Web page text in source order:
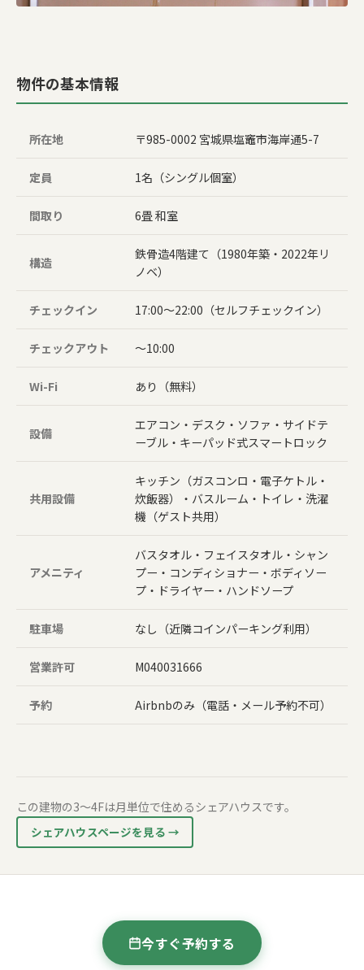
物件の基本情報
所在地 〒985-0002 宮城県塩竈市海岸通5-7
定員 1名（シングル個室）
間取り 6畳 和室
構造
鉄骨造4階建て（1980年築・2022年リ
ノベ）
チェックイン 17:00〜22:00（セルフチェックイン）
チェックアウト 〜10:00
Wi-Fi あり（無料）
設備
エアコン・デスク・ソファ・サイドテ
ーブル・キーパッド式スマートロック
共用設備
キッチン（ガスコンロ・電子ケトル・
炊飯器）・バスルーム・トイレ・洗濯
機（ゲスト共用）
アメニティ
バスタオル・フェイスタオル・シャン
プー・コンディショナー・ボディソー
プ・ドライヤー・ハンドソープ
駐車場 なし（近隣コインパーキング利用）
営業許可 M040031666
予約 Airbnbのみ（電話・メール予約不可）
この建物の3〜4Fは月単位で住めるシェアハウスです。
シェアハウスページを見る →
今すぐ予約する